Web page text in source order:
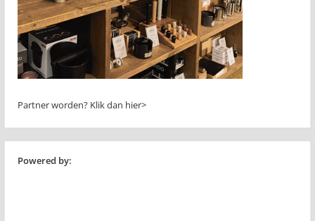
Partner worden? Klik dan hier>
Powered by: